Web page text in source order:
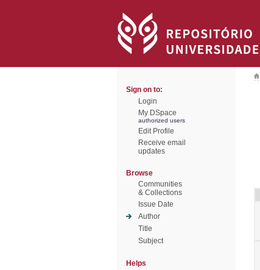
Sign on to:
Login
My DSpace
authorized users
Edit Profile
Receive email
updates
Browse
Communities
& Collections
Issue Date
Author
Title
Subject
Helps